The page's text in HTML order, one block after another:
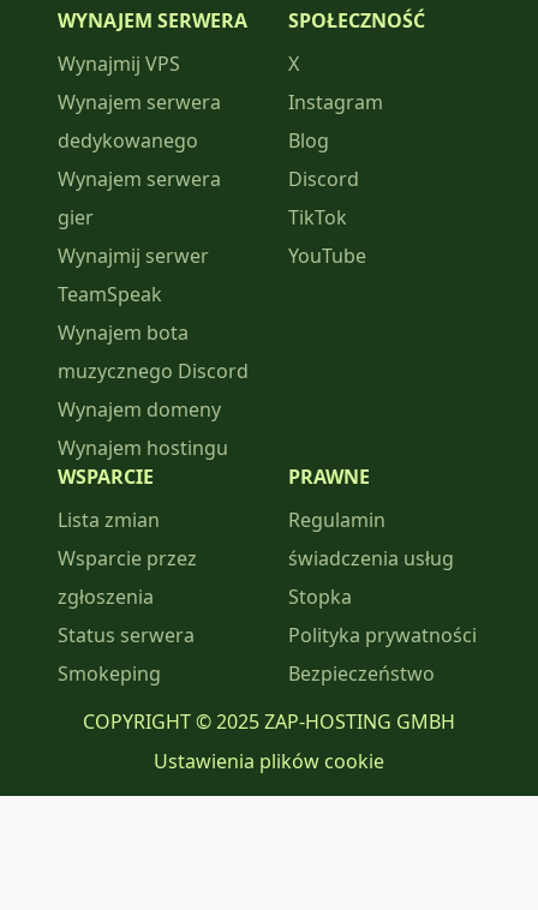
WYNAJEM SERWERA
Wynajmij VPS
Wynajem serwera
dedykowanego
Wynajem serwera
gier
Wynajmij serwer
TeamSpeak
Wynajem bota
muzycznego Discord
Wynajem domeny
Wynajem hostingu
SPOŁECZNOŚĆ
X
Instagram
Blog
Discord
TikTok
YouTube
WSPARCIE
Lista zmian
Wsparcie przez
zgłoszenia
Status serwera
Smokeping
PRAWNE
Regulamin
świadczenia usług
Stopka
Polityka prywatności
Bezpieczeństwo
COPYRIGHT © 2025 ZAP-HOSTING GMBH
Ustawienia plików cookie